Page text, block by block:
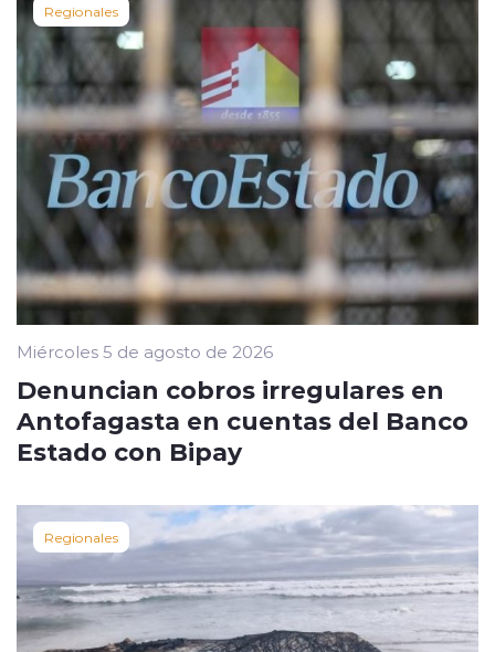
Regionales
Miércoles 5 de agosto de 2026
Denuncian cobros irregulares en
Antofagasta en cuentas del Banco
Estado con Bipay
Regionales